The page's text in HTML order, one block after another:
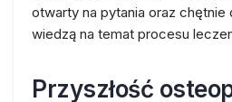
otwarty na pytania oraz chętnie
wiedzą na temat procesu
Przyszłość